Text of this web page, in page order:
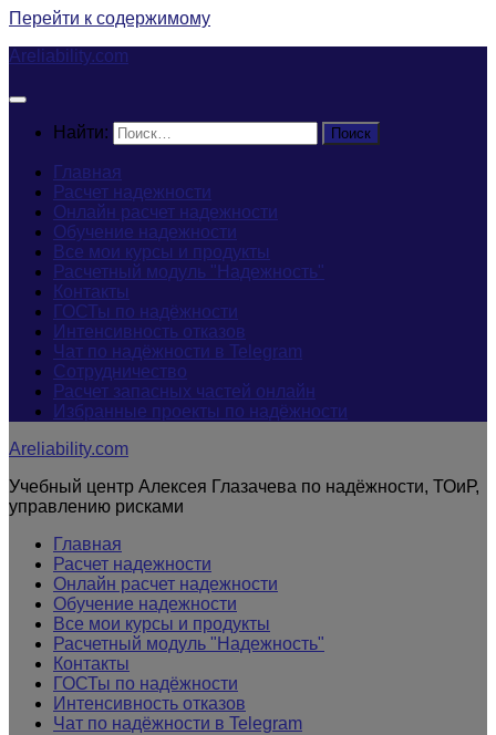
Перейти к содержимому
Areliability.com
Найти:
Главная
Расчет надежности
Онлайн расчет надежности
Обучение надежности
Все мои курсы и продукты
Расчетный модуль "Надежность"
Контакты
ГОСТы по надёжности
Интенсивность отказов
Чат по надёжности в Telegram
Сотрудничество
Расчет запасных частей онлайн
Избранные проекты по надёжности
Areliability.com
Учебный центр Алексея Глазачева по надёжности, ТОиР,
управлению рисками
Главная
Расчет надежности
Онлайн расчет надежности
Обучение надежности
Все мои курсы и продукты
Расчетный модуль "Надежность"
Контакты
ГОСТы по надёжности
Интенсивность отказов
Чат по надёжности в Telegram